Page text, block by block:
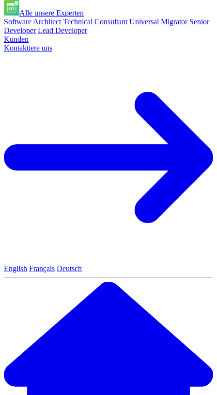
Alle unsere Experten
Software Architect Technical Consultant Universal Migrator Senior
Developer Lead Developer
Kunden
Kontaktiere uns
English Français Deutsch